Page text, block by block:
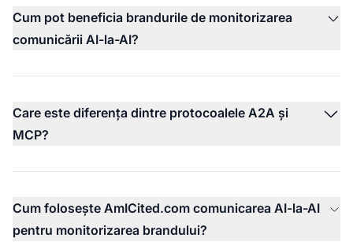
Cum pot beneficia brandurile de monitorizarea
comunicării AI-la-AI?
Care este diferența dintre protocoalele A2A și
MCP?
Cum folosește AmICited.com comunicarea AI-la-AI
pentru monitorizarea brandului?